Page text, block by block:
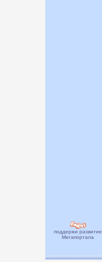
поддержи развитие
Мегапортала